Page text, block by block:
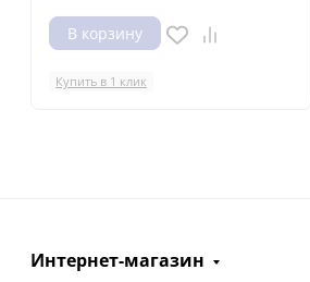
В корзину
Купить в 1 клик
Интернет-магазин